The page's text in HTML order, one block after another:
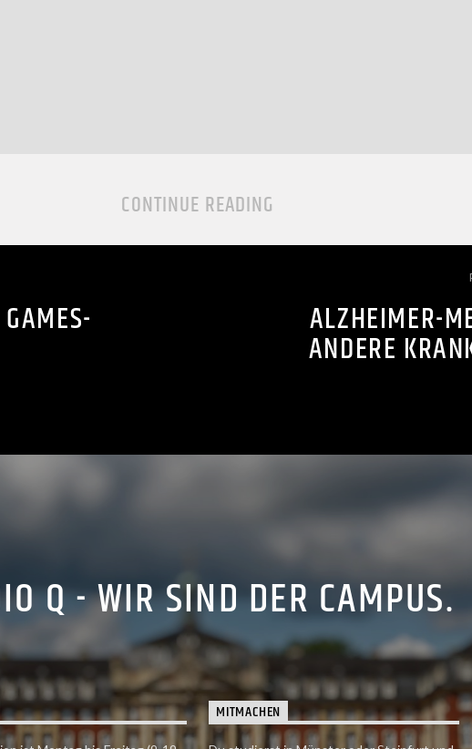
CONTINUE READING
ALZHEIMER-
ANDERE
Q - WIR SIND DER CAMPUS.
MITMACHEN